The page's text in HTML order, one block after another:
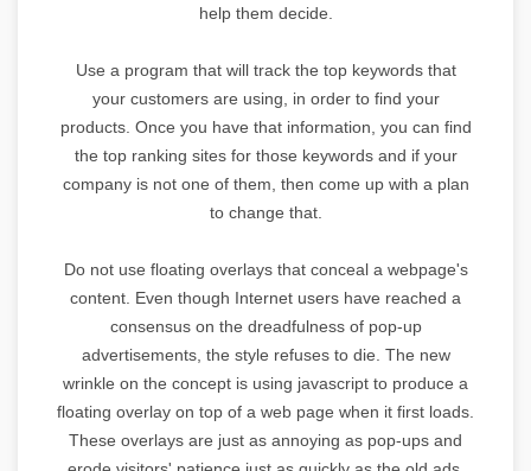
help them decide.
Use a program that will track the top keywords that
your customers are using, in order to find your
products. Once you have that information, you can find
the top ranking sites for those keywords and if your
company is not one of them, then come up with a plan
to change that.
Do not use floating overlays that conceal a webpage's
content. Even though Internet users have reached a
consensus on the dreadfulness of pop-up
advertisements, the style refuses to die. The new
wrinkle on the concept is using javascript to produce a
floating overlay on top of a web page when it first loads.
These overlays are just as annoying as pop-ups and